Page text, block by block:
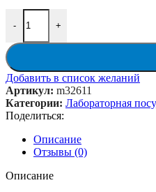
-
Количество товара Эксикатор
+
Добавить в список желаний
Артикул: m32611
Категории: Лабораторная
Поделиться:
Описание
Отзывы (0)
Описание